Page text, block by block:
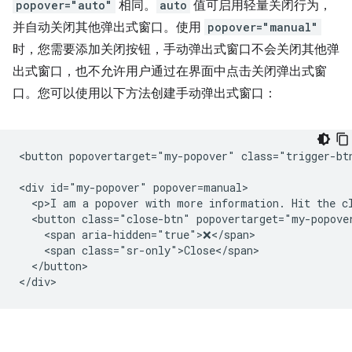
popover="auto" 相同。 auto 值可启用轻量关闭行为，
并自动关闭其他弹出式窗口。使用 popover="manual"
时，您需要添加关闭按钮，手动弹出式窗口不会关闭其他弹
出式窗口，也不允许用户通过在界面中点击关闭弹出式窗
口。您可以使用以下方法创建手动弹出式窗口：
<button popovertarget="my-popover" class="trigger-
<div id="my-popover" popover=manual>
<p>I am a popover with more information. Hit the
<button class="close-btn" popovertarget="my-
    <span aria-hidden="true">❌</span>
    <span class="sr-only">Close</span>
  </button>